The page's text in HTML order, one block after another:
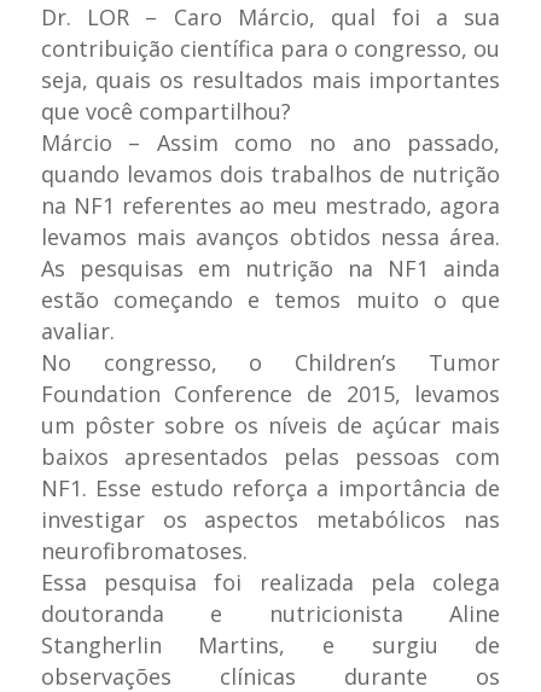
Dr. LOR – Caro Márcio, qual foi a sua
contribuição científica para o congresso, ou
seja, quais os resultados mais importantes
que você compartilhou?
Márcio – Assim como no ano passado,
quando levamos dois trabalhos de nutrição
na NF1 referentes ao meu mestrado, agora
levamos mais avanços obtidos nessa área.
As pesquisas em nutrição na NF1 ainda
estão começando e temos muito o que
avaliar.
No congresso, o Children’s Tumor
Foundation Conference de 2015, levamos
um pôster sobre os níveis de açúcar mais
baixos apresentados pelas pessoas com
NF1. Esse estudo reforça a importância de
investigar os aspectos metabólicos nas
neurofibromatoses.
Essa pesquisa foi realizada pela colega
doutoranda e nutricionista Aline
Stangherlin Martins, e surgiu de
observações clínicas durante os